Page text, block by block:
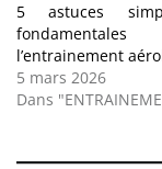
5 astuces
l’entrainement
5 mars 2026
Dans